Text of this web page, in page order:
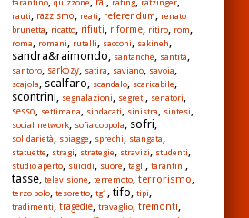
tarantino quizzone rating ratzinger
rauti, razzismo, reati, referendum, renato
brunetta, ricatto, rifiuti, riforme, ritiro, rom,
roma, romani, rutelli, sacconi, sakineh,
sandra&raimondo, santanché, santità,
santoro, sarkozy, satira, saviano, savoia,
scajola, scalfaro, scandalo, scaricabile,
scontrini, segnalazioni, segreti, senatori,
sesso, settimana, sindacati, sinistra, sintesi,
social network, sofia coppola, sofri,
solidarietà, spiagge, sprechi, stangata,
statuette, stragi, strategie, stravizi, studenti,
studio aperto, suicidi, suore, tagli, tarantini,
tasse, televisione, terremoto, terrorismo,
terzo polo, tesoretto, tg1 , tifo, tipi,
tradimenti, tragedie, travaglio, tremonti,